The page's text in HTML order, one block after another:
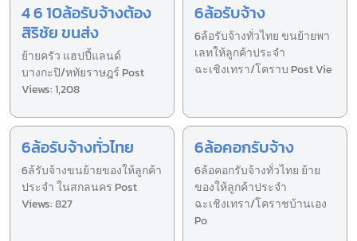
4 6 10ล้อรับจ้างต้อง
สิริชัย ขนส่ง
ย้ายครัว แฮปปี้แลนด์
บางกะปิ/หทัยราษฎร์ Post
Views: 1,208
6ล้อรับจ้าง
6ล้อรับจ้างทั่วไทย ขนย้ายพา
เลทให้ลูกค้าประจำ
ฉะเชิงเทรา/โคราบ Post Vie
6ล้อรับจ้างทั่วไทย
6ล้รับจ้างขนย้ายของให้ลูกค้า
ประจำ ในสกลนคร Post
Views: 827
6ล้อคอกรับจ้าง
6ล้อคอกรับจ้างทั่วไทย ย้าย
ของให้ลูกค้าประจำ
ฉะเชิงเทรา/โคราชบ้านเอง
Po